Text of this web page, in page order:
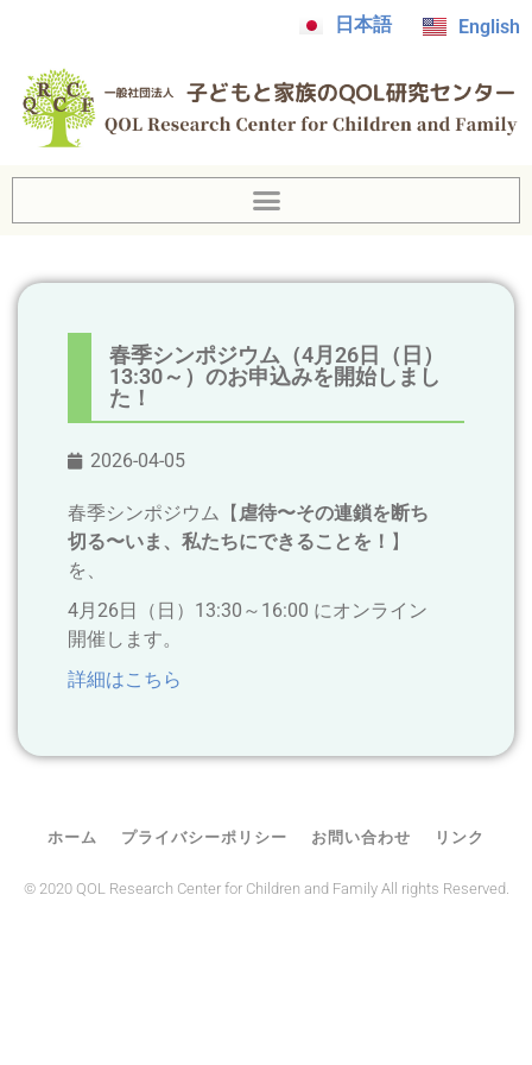
日本語 English
春季シンポジウム（4月26日（日）
13:30～）のお申込みを開始しまし
た！
2026-04-05
春季シンポジウム【 虐待〜その連鎖を断ち
切る〜いま、私たちにできることを！ 】
を、
4月26日（日）13:30～16:00 にオンライン
開催します。
詳細はこちら
ホーム プライバシーポリシー お問い合わせ リンク
© 2020 QOL Research Center for Children and Family All rights Reserved.